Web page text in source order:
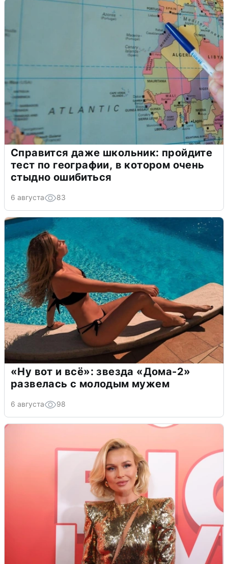
Справится даже школьник: пройдите
тест по географии, в котором очень
стыдно ошибиться
6 августа 83
«Ну вот и всё»: звезда «Дома-2»
развелась с молодым мужем
6 августа 98